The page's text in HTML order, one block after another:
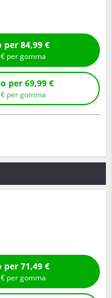
Compra con montaggio per 84,99 €
€ per gomma
Compra senza montaggio per 69,99 €
€ per gomma
Compra con montaggio per 71,49 €
€ per gomma